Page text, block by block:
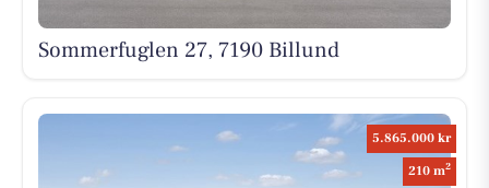
Sommerfuglen 27, 7190 Billund
5.865.000 kr
210 m2